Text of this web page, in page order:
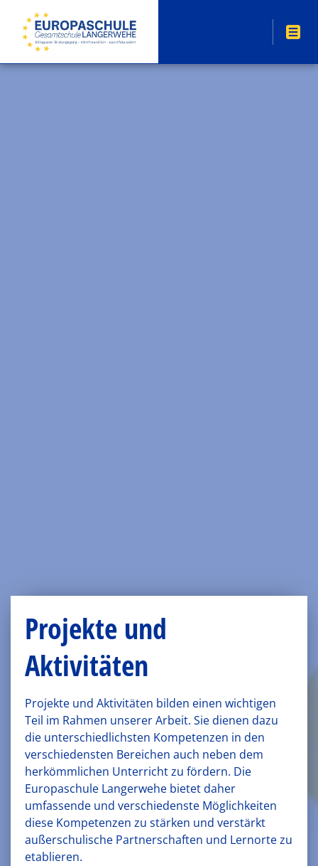
Projekte und
Aktivitäten
Projekte und Aktivitäten bilden einen wichtigen
Teil im Rahmen unserer Arbeit. Sie dienen dazu
die unterschiedlichsten Kompetenzen in den
verschiedensten Bereichen auch neben dem
herkömmlichen Unterricht zu fördern. Die
Europaschule Langerwehe bietet daher
umfassende und verschiedenste Möglichkeiten
diese Kompetenzen zu stärken und verstärkt
außerschulische Partnerschaften und Lernorte zu
etablieren.